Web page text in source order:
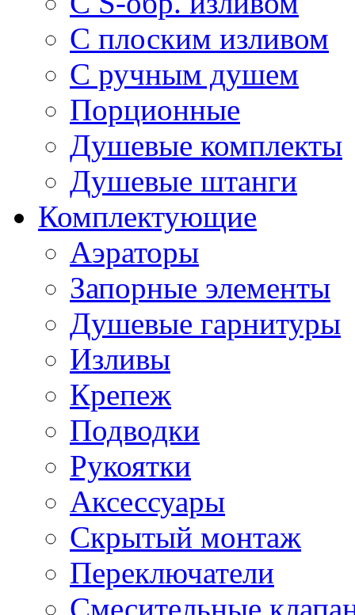
С плоским изливом
С ручным душем
Порционные
Душевые комплекты
Душевые штанги
Комплектующие
Аэраторы
Запорные элементы
Душевые гарнитуры
Изливы
Крепеж
Подводки
Рукоятки
Аксессуары
Скрытый монтаж
Переключатели
Смесительные